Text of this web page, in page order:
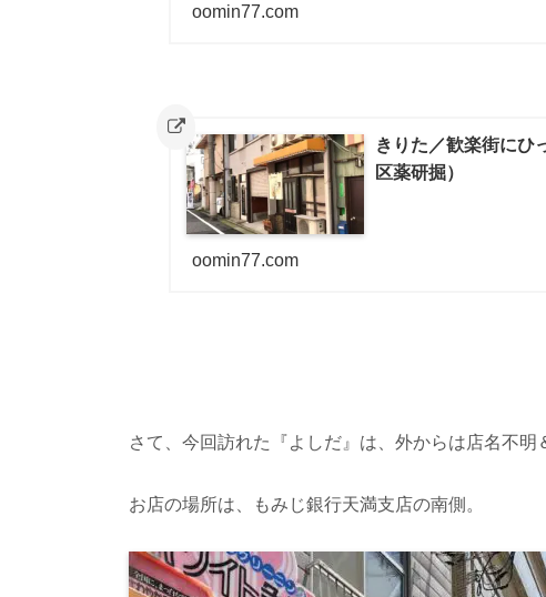
oomin77.com
きりた／歓楽街にひ
区薬研掘）
oomin77.com
さて、今回訪れた『よしだ』は、外からは店名不明
お店の場所は、もみじ銀行天満支店の南側。